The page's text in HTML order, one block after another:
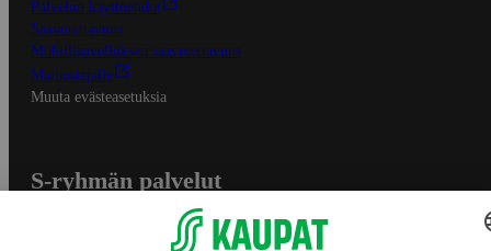
Palvelun käyttöehdot
Saavutettavuus
Mobiilisovelluksen saavutettavuus
Mainostajalle
Muuta evästeasetuksia
S-ryhmän palvelut